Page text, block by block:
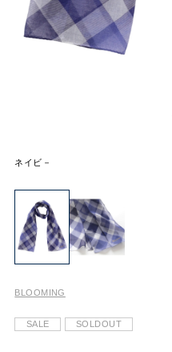
ネイビ－
BLOOMING
SALE SOLDOUT